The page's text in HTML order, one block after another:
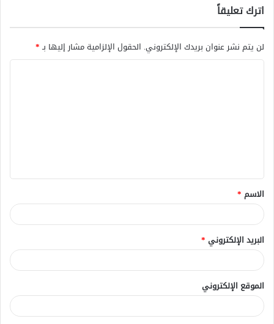
اترك تعليقاً
لن يتم نشر عنوان بريدك الإلكتروني. الحقول الإلزامية مشار إليها بـ*
ق
*
الاسم *
البريد الإلكتروني *
الموقع الإلكتروني